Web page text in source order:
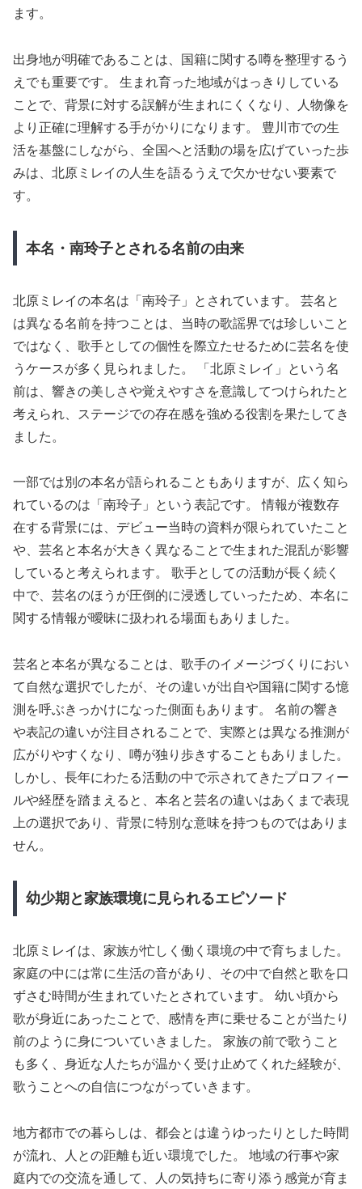
ます。
出身地が明確であることは、国籍に関する噂を整理するう
えでも重要です。 生まれ育った地域がはっきりしている
ことで、背景に対する誤解が生まれにくくなり、人物像を
より正確に理解する手がかりになります。 豊川市での生
活を基盤にしながら、全国へと活動の場を広げていった歩
みは、北原ミレイの人生を語るうえで欠かせない要素で
す。
本名・南玲子とされる名前の由来
北原ミレイの本名は「南玲子」とされています。 芸名と
は異なる名前を持つことは、当時の歌謡界では珍しいこと
ではなく、歌手としての個性を際立たせるために芸名を使
うケースが多く見られました。 「北原ミレイ」という名
前は、響きの美しさや覚えやすさを意識してつけられたと
考えられ、ステージでの存在感を強める役割を果たしてき
ました。
一部では別の本名が語られることもありますが、広く知ら
れているのは「南玲子」という表記です。 情報が複数存
在する背景には、デビュー当時の資料が限られていたこと
や、芸名と本名が大きく異なることで生まれた混乱が影響
していると考えられます。 歌手としての活動が長く続く
中で、芸名のほうが圧倒的に浸透していったため、本名に
関する情報が曖昧に扱われる場面もありました。
芸名と本名が異なることは、歌手のイメージづくりにおい
て自然な選択でしたが、その違いが出自や国籍に関する憶
測を呼ぶきっかけになった側面もあります。 名前の響き
や表記の違いが注目されることで、実際とは異なる推測が
広がりやすくなり、噂が独り歩きすることもありました。
しかし、長年にわたる活動の中で示されてきたプロフィー
ルや経歴を踏まえると、本名と芸名の違いはあくまで表現
上の選択であり、背景に特別な意味を持つものではありま
せん。
幼少期と家族環境に見られるエピソード
北原ミレイは、家族が忙しく働く環境の中で育ちました。
家庭の中には常に生活の音があり、その中で自然と歌を口
ずさむ時間が生まれていたとされています。 幼い頃から
歌が身近にあったことで、感情を声に乗せることが当たり
前のように身についていきました。 家族の前で歌うこと
も多く、身近な人たちが温かく受け止めてくれた経験が、
歌うことへの自信につながっていきます。
地方都市での暮らしは、都会とは違うゆったりとした時間
が流れ、人との距離も近い環境でした。 地域の行事や家
庭内での交流を通して、人の気持ちに寄り添う感覚が育ま